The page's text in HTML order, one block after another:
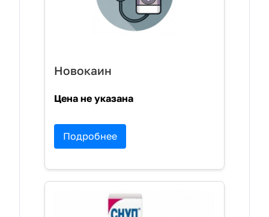
Новокаин
Цена не указана
Подробнее